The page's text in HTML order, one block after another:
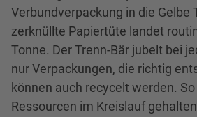
Verbundverpackung in die Gelbe
zerknüllte Papiertüte landet
Tonne. Der Trenn-Bär jubelt bei
nur Verpackungen, die richtig
können auch recycelt werden.
Ressourcen im Kreislauf